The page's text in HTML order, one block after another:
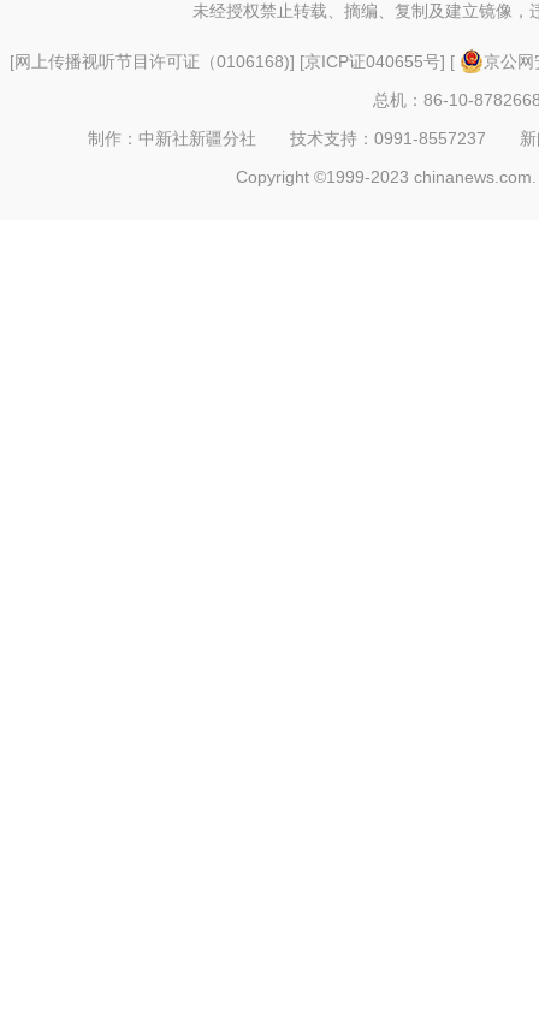
未经授权禁止转载、摘编、复制及建立镜像，
[网上传播视听节目许可证（0106168)] [京ICP证040655号] [
京公
总机：86-10-
制作：中新社新疆分社 技术支持：0991-8557237
Copyright ©1999-2023